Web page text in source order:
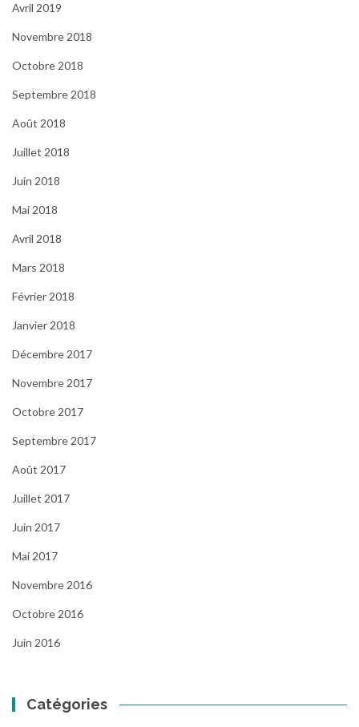
Avril 2019
Novembre 2018
Octobre 2018
Septembre 2018
Août 2018
Juillet 2018
Juin 2018
Mai 2018
Avril 2018
Mars 2018
Février 2018
Janvier 2018
Décembre 2017
Novembre 2017
Octobre 2017
Septembre 2017
Août 2017
Juillet 2017
Juin 2017
Mai 2017
Novembre 2016
Octobre 2016
Juin 2016
Catégories